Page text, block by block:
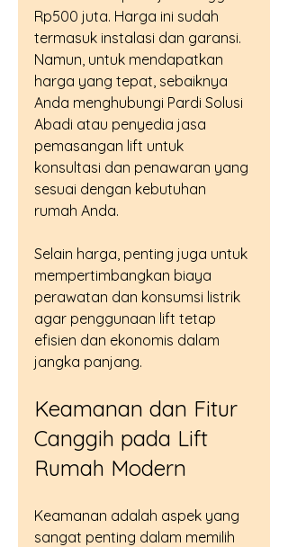
Rp500 juta. Harga ini sudah
termasuk instalasi dan garansi.
Namun, untuk mendapatkan
harga yang tepat, sebaiknya
Anda menghubungi Pardi Solusi
Abadi atau penyedia jasa
pemasangan lift untuk
konsultasi dan penawaran yang
sesuai dengan kebutuhan
rumah Anda.
Selain harga, penting juga untuk
mempertimbangkan biaya
perawatan dan konsumsi listrik
agar penggunaan lift tetap
efisien dan ekonomis dalam
jangka panjang.
Keamanan dan Fitur
Canggih pada Lift
Rumah Modern
Keamanan adalah aspek yang
sangat penting dalam memilih